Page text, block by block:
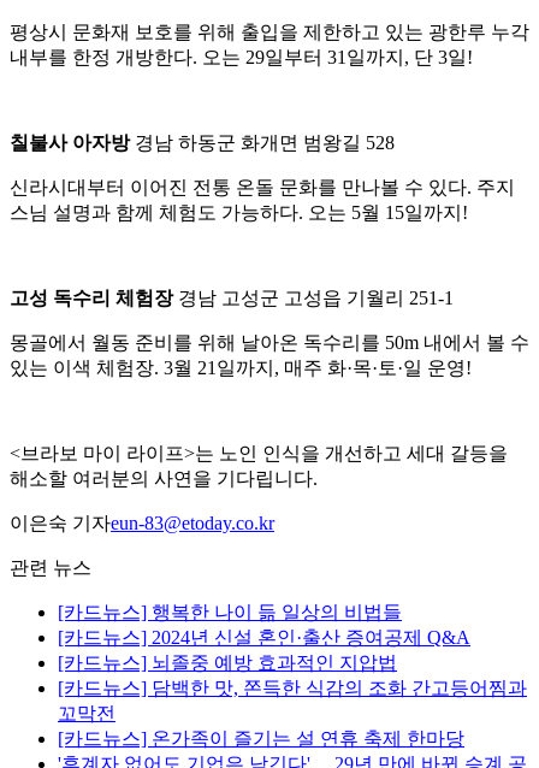
평상시 문화재 보호를 위해 출입을 제한하고 있는 광한루 누각
내부를 한정 개방한다. 오는 29일부터 31일까지, 단 3일!
칠불사 아자방경남 하동군 화개면 범왕길 528
신라시대부터 이어진 전통 온돌 문화를 만나볼 수 있다. 주지
스님 설명과 함께 체험도 가능하다. 오는 5월 15일까지!
고성 독수리 체험장경남 고성군 고성읍 기월리 251-1
몽골에서 월동 준비를 위해 날아온 독수리를 50m 내에서 볼 수
있는 이색 체험장. 3월 21일까지, 매주 화·목·토·일 운영!
<브라보 마이 라이프>는 노인 인식을 개선하고 세대 갈등을
해소할 여러분의 사연을 기다립니다.
이은숙 기자eun-83@etoday.co.kr
관련 뉴스
[카드뉴스] 행복한 나이 듦 일상의 비법들
[카드뉴스] 2024년 신설 혼인·출산 증여공제 Q&A
[카드뉴스] 뇌졸중 예방 효과적인 지압법
[카드뉴스] 담백한 맛, 쫀득한 식감의 조화 간고등어찜과
꼬막전
[카드뉴스] 온가족이 즐기는 설 연휴 축제 한마당